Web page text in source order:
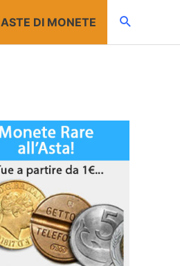
ASTE DI MONETE